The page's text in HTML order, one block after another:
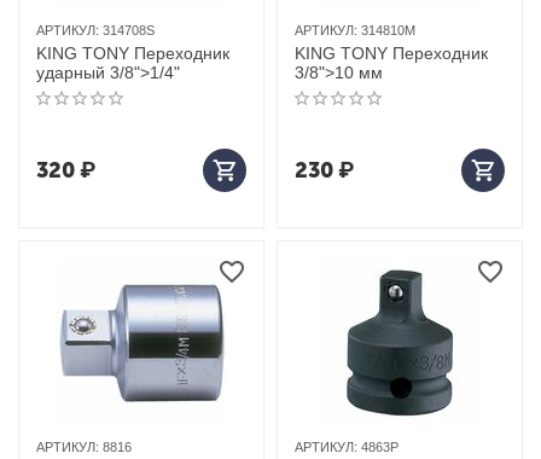
АРТИКУЛ: 314708S
KING TONY Переходник
ударный 3/8">1/4"
320₽
АРТИКУЛ: 314810M
KING TONY Переходник
3/8">10 мм
230₽
АРТИКУЛ: 8816 АРТИКУЛ: 4863P